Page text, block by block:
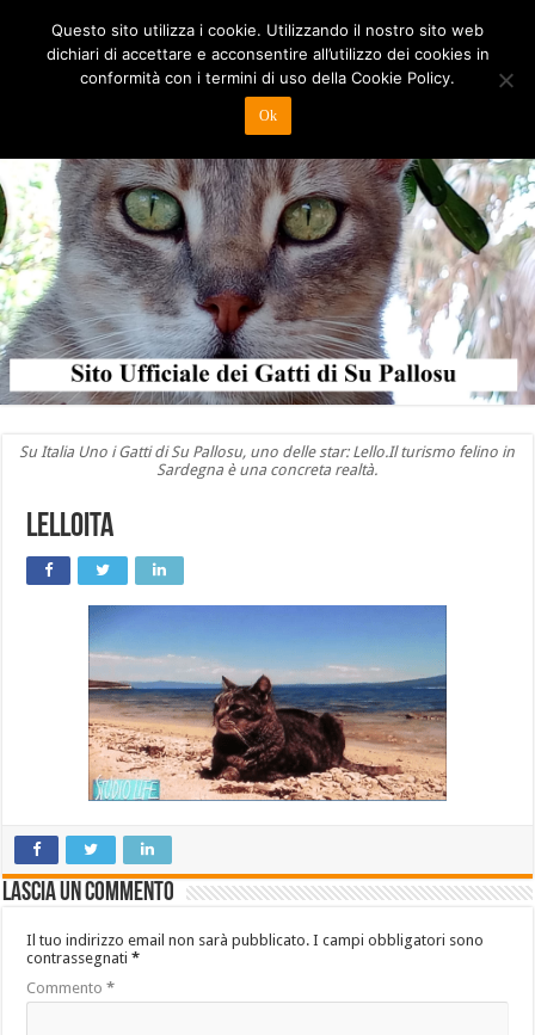
Su Italia Uno i Gatti di Su Pallosu, uno delle star: Lello.Il turismo felino in
Sardegna è una concreta realtà.
lelloita
Lascia un commento
Il tuo indirizzo email non sarà pubblicato. I campi obbligatori sono
contrassegnati*
Commento*
Questo sito utilizza i cookie. Utilizzando il nostro sito web
dichiari di accettare e acconsentire all’utilizzo dei cookies in
conformità con i termini di uso della Cookie Policy.
Ok